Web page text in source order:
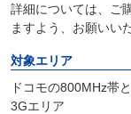
詳細については、ご
ますよう、お願いい
対象エリア
ドコモの800MHz帯
3Gエリア